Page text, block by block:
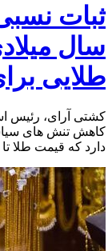
ثبات
سال
طلایی
کشتی آرای، رئیس
کاهش تنش های
دارد که قیمت طلا